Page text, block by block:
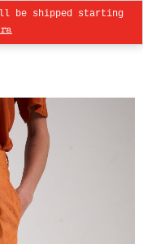
be shipped starting